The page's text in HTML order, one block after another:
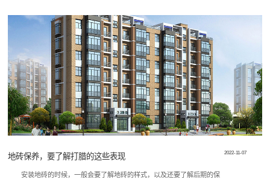
2022-11-07
地砖保养，要了解打腊的这些表现
安装地砖的时候，一般会要了解地砖的样式，以及还要了解后期的保